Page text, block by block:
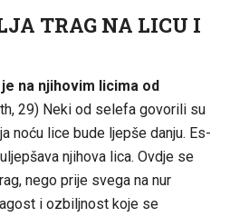
TRAG NA LICU I
na njihovim licima od
29) Neki od selefa govorili su
noću lice bude ljepše danju. Es-
njihova lica. Ovdje se
nego prije svega na nur
i ozbiljnost koje se